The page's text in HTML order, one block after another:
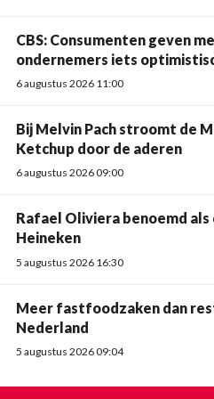
CBS: Consumenten geven
ondernemers iets
6 augustus 2026 11:00
Bij Melvin Pach stroomt de
Ketchup door de aderen
6 augustus 2026 09:00
Rafael Oliviera benoemd als
Heineken
5 augustus 2026 16:30
Meer fastfoodzaken dan
Nederland
5 augustus 2026 09:04